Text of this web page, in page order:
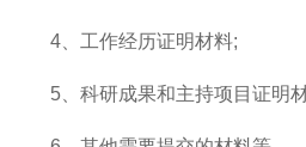
4、工作经历证明材料;
5、科研成果和主持项目证明